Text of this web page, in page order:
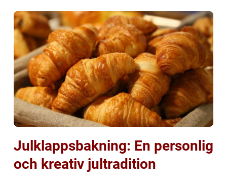
Julklappsbakning: En personlig
och kreativ jultradition